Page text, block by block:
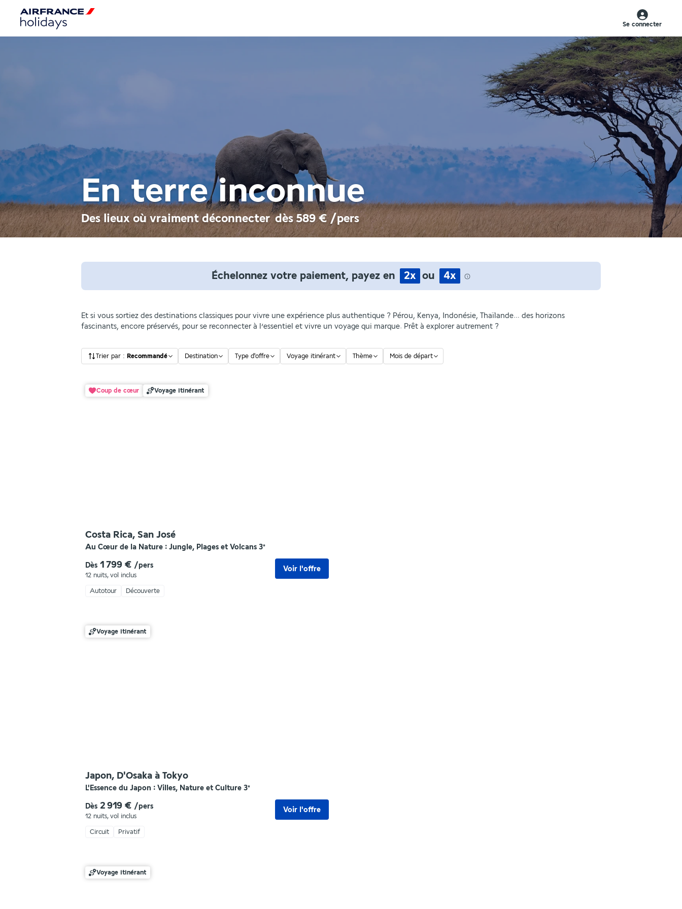
Se connecter
En terre inconnue
Des lieux où vraiment déconnecter dès 589 € /pers
Échelonnez votre paiement, payez en 2x ou 4x
Et si vous sortiez des destinations classiques pour vivre une expérience plus authentique ? Pérou, Kenya, Indonésie, Thaïlande… des horizons
fascinants, encore préservés, pour se reconnecter à l’essentiel et vivre un voyage qui marque. Prêt à explorer autrement ?
Trier par : Recommandé Destination Type d'offre Voyage itinérant Thème Mois de départ
Coup de cœur Voyage itinérant
Costa Rica, San José
Au Cœur de la Nature : Jungle, Plages et Volcans 3*
Dès 1 799 € /pers
12 nuits, vol inclus
Voir l'offre
Autotour Découverte
Voyage itinérant
Japon, D'Osaka à Tokyo
L'Essence du Japon : Villes, Nature et Culture 3*
Dès 2 919 € /pers
12 nuits, vol inclus
Voir l'offre
Circuit Privatif
Voyage itinérant